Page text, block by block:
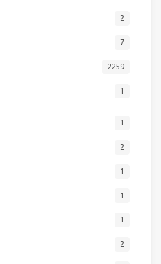
2
7
2259
1
1
2
1
1
1
2